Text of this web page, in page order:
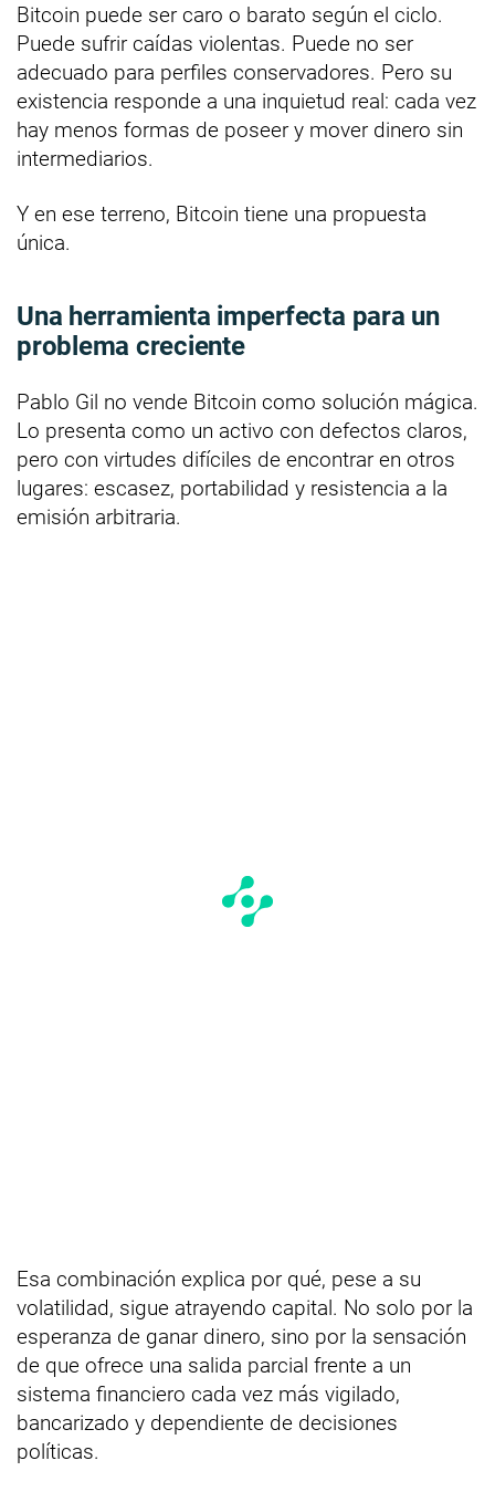
Bitcoin puede ser caro o barato según el ciclo.
Puede sufrir caídas violentas. Puede no ser
adecuado para perfiles conservadores. Pero su
existencia responde a una inquietud real: cada vez
hay menos formas de poseer y mover dinero sin
intermediarios.
Y en ese terreno, Bitcoin tiene una propuesta
única.
Una herramienta imperfecta para un
problema creciente
Pablo Gil no vende Bitcoin como solución mágica.
Lo presenta como un activo con defectos claros,
pero con virtudes difíciles de encontrar en otros
lugares: escasez, portabilidad y resistencia a la
emisión arbitraria.
Esa combinación explica por qué, pese a su
volatilidad, sigue atrayendo capital. No solo por la
esperanza de ganar dinero, sino por la sensación
de que ofrece una salida parcial frente a un
sistema financiero cada vez más vigilado,
bancarizado y dependiente de decisiones
políticas.